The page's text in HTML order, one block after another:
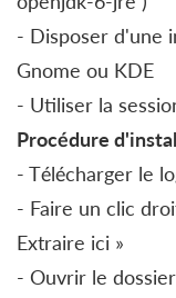
- Disposer d'une
Gnome ou KDE
- Utiliser la
Procédure
- Télécharger le
- Faire un clic
Extraire ici »
- Ouvrir le